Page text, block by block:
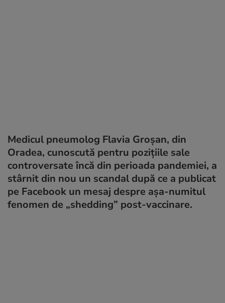
Medicul pneumolog Flavia Groșan, din
Oradea, cunoscută pentru pozițiile sale
controversate încă din perioada pandemiei, a
stârnit din nou un scandal după ce a publicat
pe Facebook un mesaj despre așa-numitul
fenomen de „shedding” post-vaccinare.